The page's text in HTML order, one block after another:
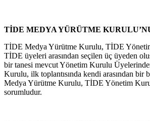
TİDE MEDYA YÜRÜTME
TİDE Medya Yürütme Kurulu, TİDE
TİDE üyeleri arasından seçilen üç üyeden
bir tanesi mevcut Yönetim Kurulu
Kurulu, ilk toplantısında kendi arasından bir
Medya Yürütme Kurulu, TİDE Yönetim
sorumludur.